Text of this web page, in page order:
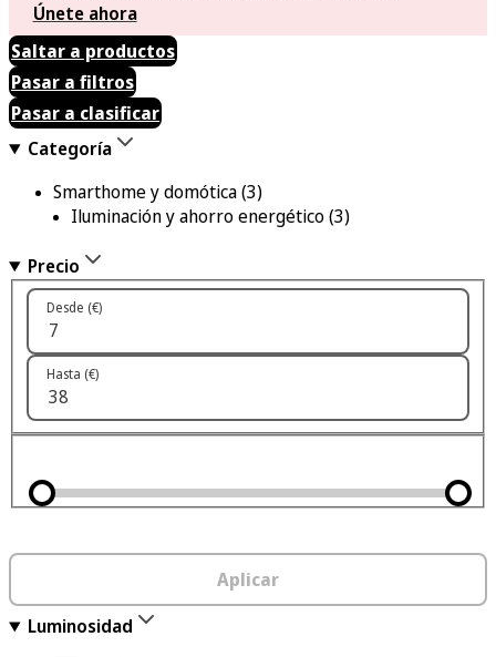
Únete ahora
Saltar a productos
Pasar a filtros
Pasar a clasificar
Categoría
Smarthome y domótica(3)
Iluminación y ahorro energético(3)
Precio
Desde (€)
Hasta (€)
Aplicar
Luminosidad